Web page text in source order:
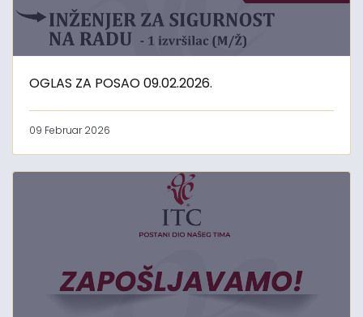
OGLAS ZA POSAO 09.02.2026.
09 Februar 2026